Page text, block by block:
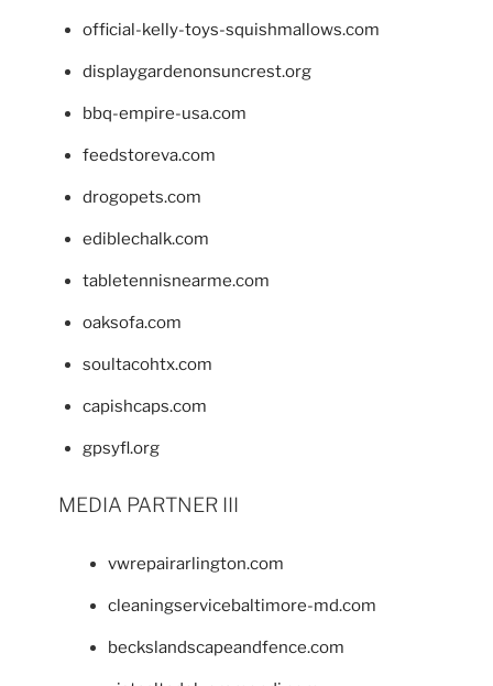
official-kelly-toys-squishmallows.com
displaygardenonsuncrest.org
bbq-empire-usa.com
feedstoreva.com
drogopets.com
ediblechalk.com
tabletennisnearme.com
oaksofa.com
soultacohtx.com
capishcaps.com
gpsyfl.org
MEDIA PARTNER III
vwrepairarlington.com
cleaningservicebaltimore-md.com
beckslandscapeandfence.com